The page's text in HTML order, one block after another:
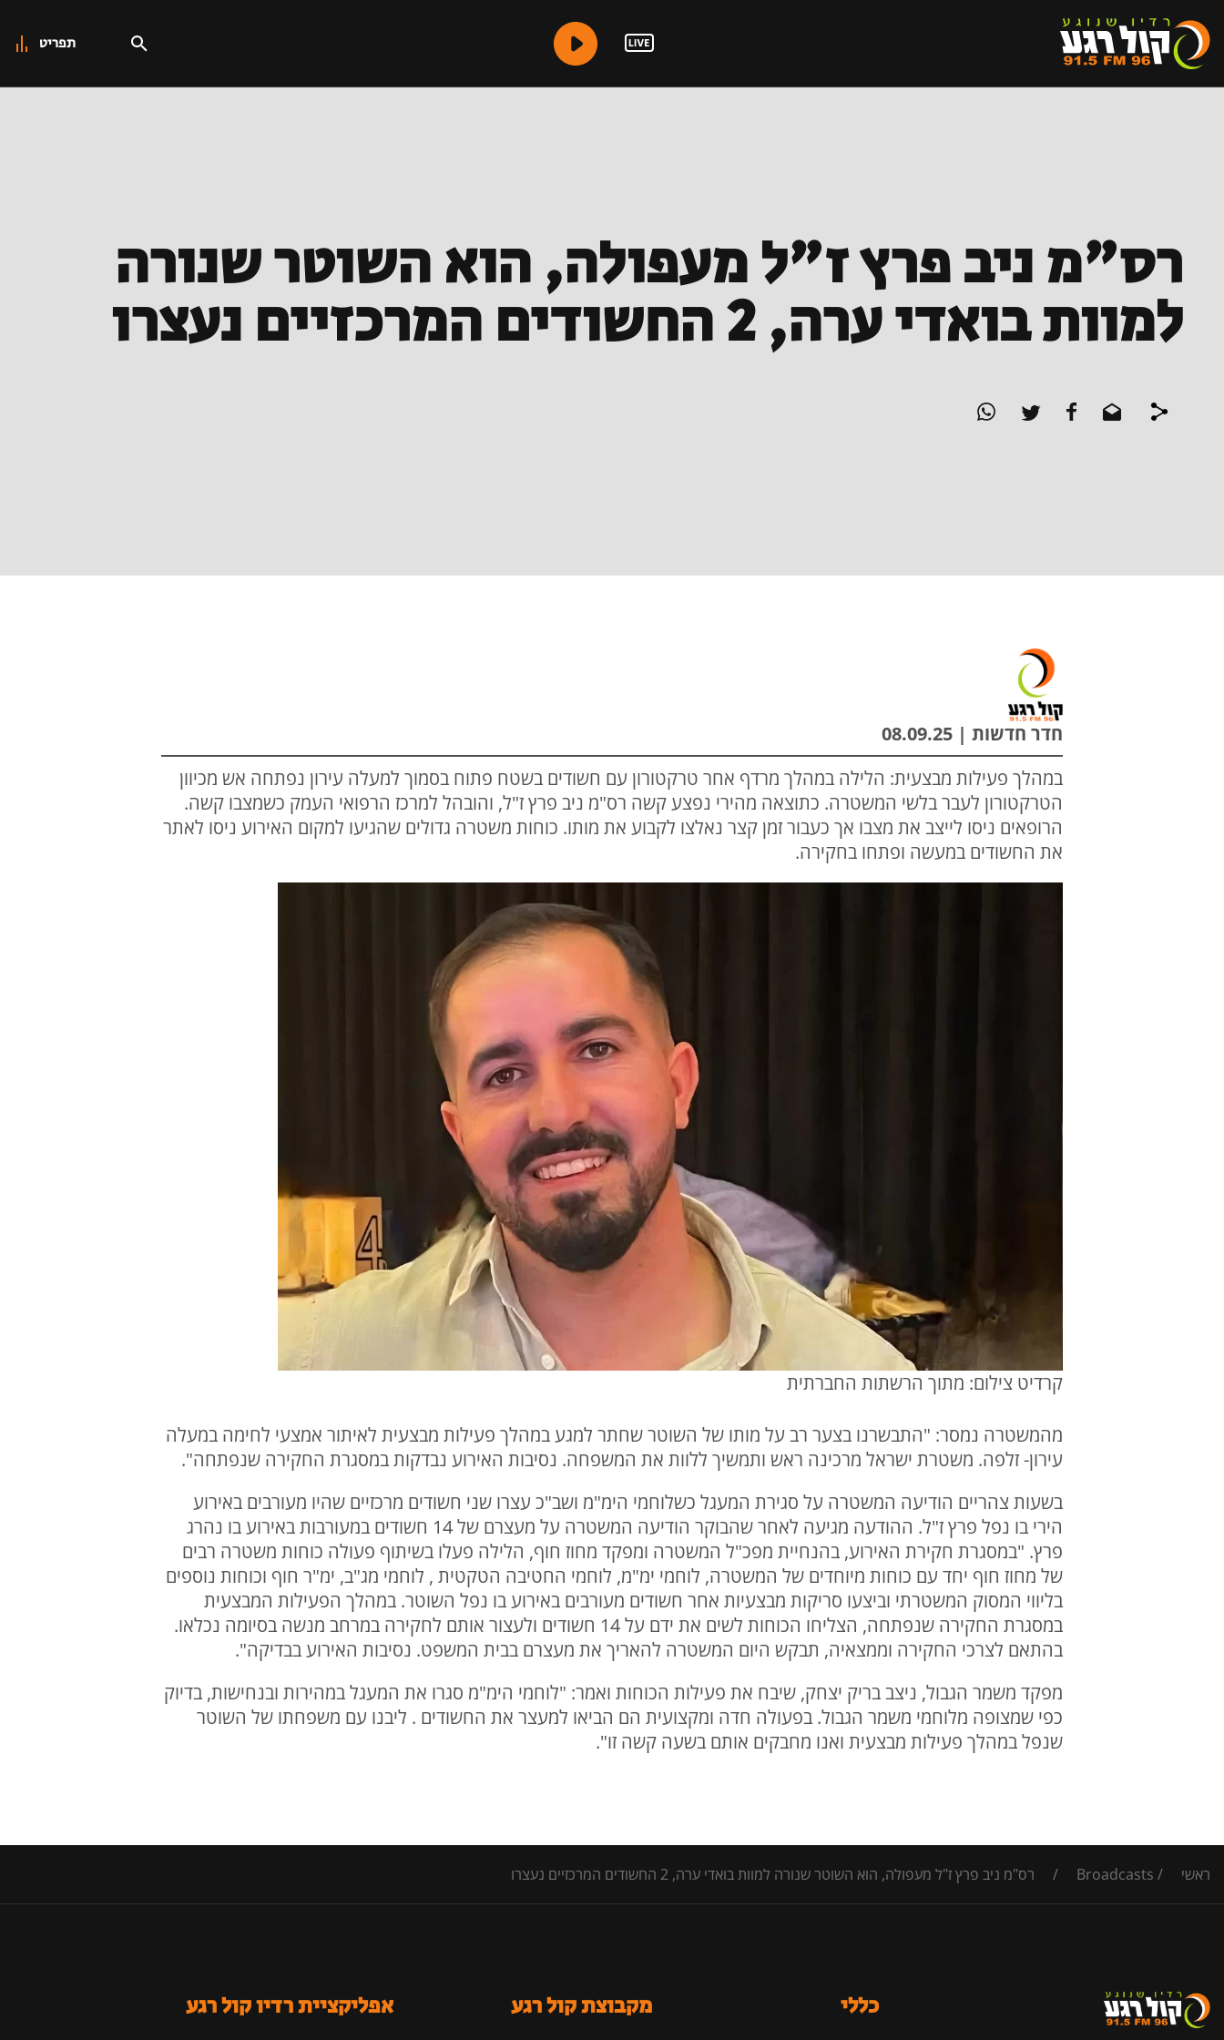
תפריט
רס"מ ניב פרץ ז"ל מעפולה, הוא השוטר שנורה
למוות בואדי ערה, 2 החשודים המרכזיים נעצרו
חדר חדשות | 08.09.25
במהלך פעילות מבצעית: הלילה במהלך מרדף אחר טרקטורון עם חשודים בשטח פתוח בסמוך למעלה עירון נפתחה אש מכיוון
הטרקטורון לעבר בלשי המשטרה. כתוצאה מהירי נפצע קשה רס"מ ניב פרץ ז"ל, והובהל למרכז הרפואי העמק כשמצבו קשה.
הרופאים ניסו לייצב את מצבו אך כעבור זמן קצר נאלצו לקבוע את מותו. כוחות משטרה גדולים שהגיעו למקום האירוע ניסו לאתר
את החשודים במעשה ופתחו בחקירה.
קרדיט צילום: מתוך הרשתות החברתית
מהמשטרה נמסר: "התבשרנו בצער רב על מותו של השוטר שחתר למגע במהלך פעילות מבצעית לאיתור אמצעי לחימה במעלה
עירון- זלפה. משטרת ישראל מרכינה ראש ותמשיך ללוות את המשפחה. נסיבות האירוע נבדקות במסגרת החקירה שנפתחה".
בשעות צהריים הודיעה המשטרה על סגירת המעגל כשלוחמי הימ"מ ושב"כ עצרו שני חשודים מרכזיים שהיו מעורבים באירוע
הירי בו נפל פרץ ז"ל. ההודעה מגיעה לאחר שהבוקר הודיעה המשטרה על מעצרם של 14 חשודים במעורבות באירוע בו נהרג
פרץ. "במסגרת חקירת האירוע, בהנחיית מפכ"ל המשטרה ומפקד מחוז חוף, הלילה פעלו בשיתוף פעולה כוחות משטרה רבים
של מחוז חוף יחד עם כוחות מיוחדים של המשטרה, לוחמי ימ"מ, לוחמי החטיבה הטקטית , לוחמי מג"ב, ימ"ר חוף וכוחות נוספים
בליווי המסוק המשטרתי וביצעו סריקות מבצעיות אחר חשודים מעורבים באירוע בו נפל השוטר. במהלך הפעילות המבצעית
במסגרת החקירה שנפתחה, הצליחו הכוחות לשים את ידם על 14 חשודים ולעצור אותם לחקירה במרחב מנשה בסיומה נכלאו.
בהתאם לצרכי החקירה וממצאיה, תבקש היום המשטרה להאריך את מעצרם בבית המשפט. נסיבות האירוע בבדיקה".
מפקד משמר הגבול, ניצב בריק יצחק, שיבח את פעילות הכוחות ואמר: "לוחמי הימ"מ סגרו את המעגל במהירות ובנחישות, בדיוק
כפי שמצופה מלוחמי משמר הגבול. בפעולה חדה ומקצועית הם הביאו למעצר את החשודים . ליבנו עם משפחתו של השוטר
שנפל במהלך פעילות מבצעית ואנו מחבקים אותם בשעה קשה זו".
ראשי /
Broadcasts
/ רס"מ ניב פרץ ז"ל מעפולה, הוא השוטר שנורה למוות בואדי ערה, 2 החשודים המרכזיים נעצרו
כללי מקבוצת קול רגע אפליקציית רדיו קול רגע